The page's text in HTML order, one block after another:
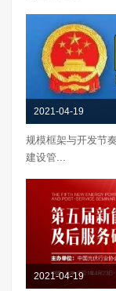
2021-04-19
规模框架与开发节
建设管...
2021-04-19